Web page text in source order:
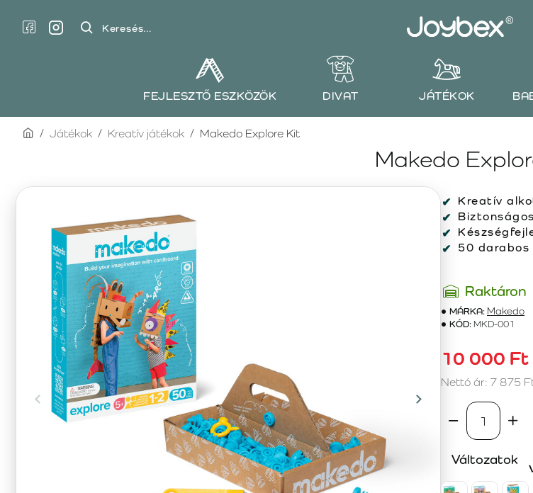
Keresés...
FEJLESZTŐ ESZKÖZÖK DIVAT JÁTÉKOK
Makedo
homeJátékok Kreatív játékok Makedo Explore Kit
Kreatív
50 darabos
Raktáron
MÁRKA: Makedo
KÓD: MKD-001
10 000 Ft
Nettó ár: 7 875
Változatok